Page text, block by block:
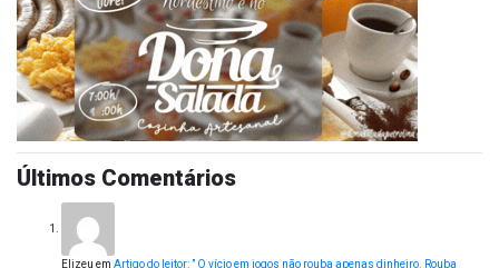
Últimos Comentários
Elizeu em Artigo do leitor: ” O vício em jogos não rouba apenas dinheiro. Rouba